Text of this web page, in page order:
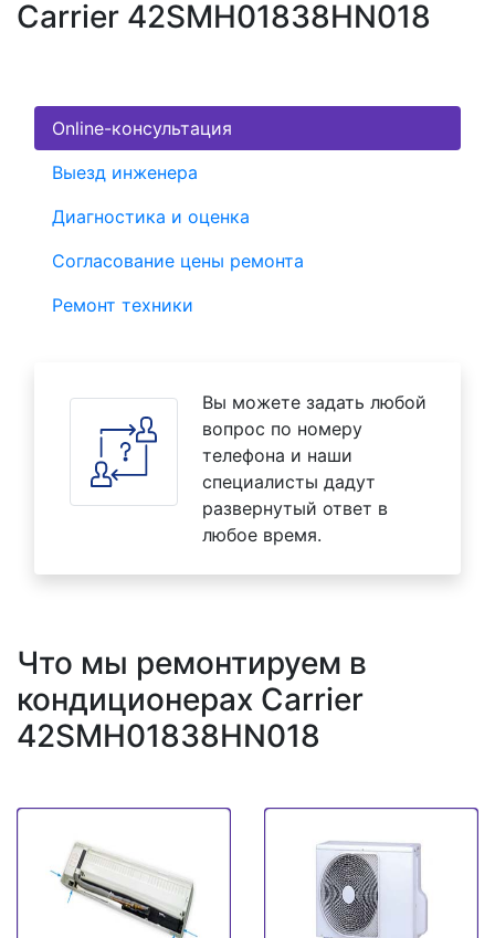
Carrier 42SMH01838HN018
Online-консультация
Выезд инженера
Диагностика и оценка
Согласование цены ремонта
Ремонт техники
Вы можете задать любой
вопрос по номеру
телефона и наши
специалисты дадут
развернутый ответ в
любое время.
Что мы ремонтируем в
кондиционерах Carrier
42SMH01838HN018